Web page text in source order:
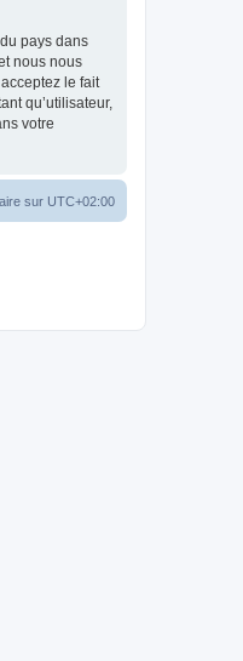
pays dans
nous nous
le fait
qu’utilisateur,
votre
sur UTC+02:00